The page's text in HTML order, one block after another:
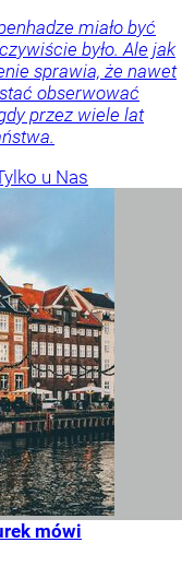
miało być
było. Ale jak
sprawia, że nawet
obserwować
przez wiele lat
u Nas
mówi